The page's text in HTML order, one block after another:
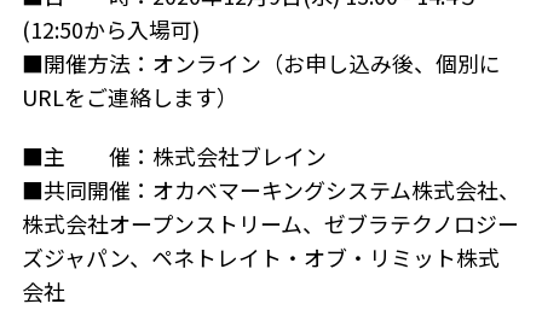
(12:50から入場可)
■開催方法：オンライン（お申し込み後、個別に
URLをご連絡します）
■主 催：株式会社ブレイン
■共同開催：オカベマーキングシステム株式会社、
株式会社オープンストリーム、ゼブラテクノロジー
ズジャパン、ペネトレイト・オブ・リミット株式
会社